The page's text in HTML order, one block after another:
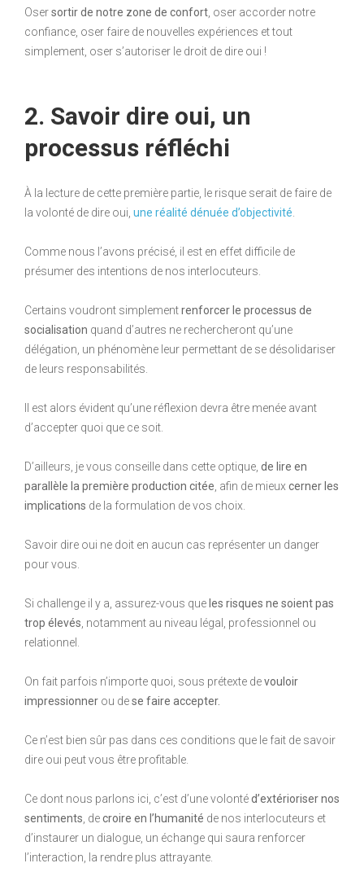
Osersortir de notre zone de confort , oser accorder notre
confiance, oser faire de nouvelles expériences et tout
simplement, oser s’autoriser le droit de dire oui !
2. Savoir dire oui, un
processus réfléchi
À la lecture de cette première partie, le risque serait de faire de
la volonté de dire oui, une réalité dénuée d’objectivité
Comme nous l’avons précisé, il est en effet difficile de
présumer des intentions de nos interlocuteurs.
Certains voudront simplementrenforcer le processus de
socialisation quand d’autres ne rechercheront qu’une
délégation, un phénomène leur permettant de se désolidariser
de leurs responsabilités.
Il est alors évident qu’une réflexion devra être menée avant
d’accepter quoi que ce soit.
D’ailleurs, je vous conseille dans cette optique, de lire en
parallèle la première production citée , afin de mieux cerner les
implications de la formulation de vos choix.
Savoir dire oui ne doit en aucun cas représenter un danger
pour vous.
Si challenge il y a, assurez-vous que les risques ne soient pas
trop élevés , notamment au niveau légal, professionnel ou
relationnel.
On fait parfois n’importe quoi, sous prétexte devouloir
impressionner ou dese faire accepter.
Ce n’est bien sûr pas dans ces conditions que le fait de savoir
dire oui peut vous être profitable.
Ce dont nous parlons ici, c’est d’une volontéd’extérioriser nos
sentiments , decroire en l’humanité de nos interlocuteurs et
d’instaurer un dialogue, un échange qui saura renforcer
l’interaction, la rendre plus attrayante.